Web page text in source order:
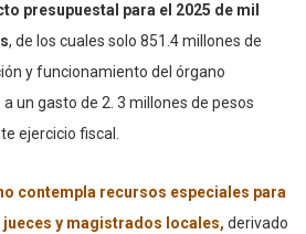
presupuestal para el 2025 de mil
, de los cuales solo 851.4 millones de
y funcionamiento del órgano
un gasto de 2. 3 millones de pesos
ejercicio fiscal.
contempla recursos especiales para
y magistrados locales, derivado